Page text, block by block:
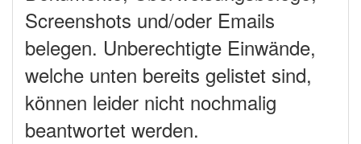
Screenshots und/oder Emails
belegen. Unberechtigte Einwände,
welche unten bereits gelistet sind,
können leider nicht nochmalig
beantwortet werden.